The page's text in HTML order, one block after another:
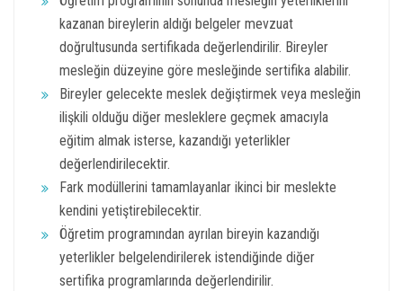
kazanan bireylerin aldığı belgeler mevzuat
doğrultusunda sertifikada değerlendirilir. Bireyler
mesleğin düzeyine göre mesleğinde sertifika alabilir.
Bireyler gelecekte meslek değiştirmek veya mesleğin
ilişkili olduğu diğer mesleklere geçmek amacıyla
eğitim almak isterse, kazandığı yeterlikler
değerlendirilecektir.
Fark modüllerini tamamlayanlar ikinci bir meslekte
kendini yetiştirebilecektir.
Öğretim programından ayrılan bireyin kazandığı
yeterlikler belgelendirilerek istendiğinde diğer
sertifika programlarında değerlendirilir.